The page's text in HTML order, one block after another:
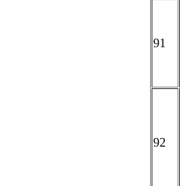
91
92